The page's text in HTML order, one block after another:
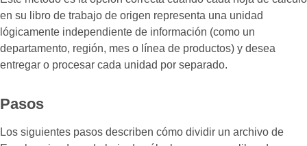
en su libro de trabajo de origen representa una unidad
lógicamente independiente de información (como un
departamento, región, mes o línea de productos) y desea
entregar o procesar cada unidad por separado.
Pasos
Los siguientes pasos describen cómo dividir un archivo de